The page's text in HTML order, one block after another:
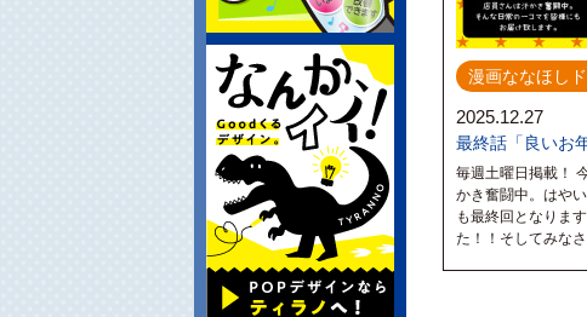
漫画ななほし
2025.12.27
最終話「良いお
毎週土曜日掲載！
かき奮闘中。はや
も最終回となりま
た！！そしてみな